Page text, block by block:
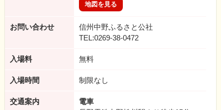
地図を見る
お問い合わせ
信州中野ふるさと公社
TEL:0269-38-0472
入場料 無料
入場時間 制限なし
交通案内
電車